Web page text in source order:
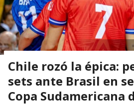
Chile rozó la épica:
sets ante Brasil en
Copa Sudamericana